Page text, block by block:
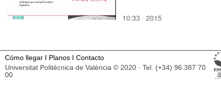
10:33 · 2015
Cómo llegar I Planos I Contacto
Universitat Politècnica de València © 2020 · Tel. (+34) 96 387 70
00